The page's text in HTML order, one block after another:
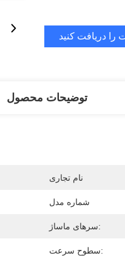
را دریافت کنید
توضیحات محصول
نام تجاری
شماره مدل
سرهای ماساژ:
سطوح سرعت: